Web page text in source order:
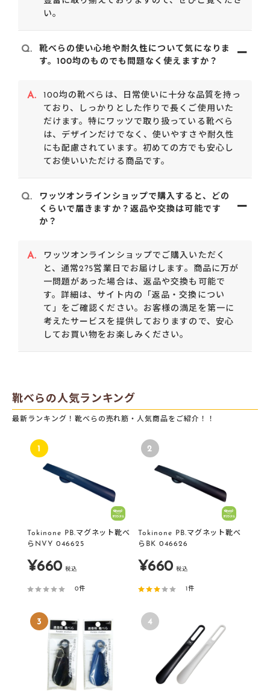
い。
Q.
靴べらの使い心地や耐久性について気になりま
す。100均のものでも問題なく使えますか？
A.
100均の靴べらは、日常使いに十分な品質を持っ
ており、しっかりとした作りで長くご使用いた
だけます。特にワッツで取り扱っている靴べら
は、デザインだけでなく、使いやすさや耐久性
にも配慮されています。初めての方でも安心し
てお使いいただける商品です。
Q.
ワッツオンラインショップで購入すると、どの
くらいで届きますか？返品や交換は可能です
か？
A.
ワッツオンラインショップでご購入いただく
と、通常2?5営業日でお届けします。商品に万が
一問題があった場合は、返品や交換も可能で
す。詳細は、サイト内の「返品・交換につい
て」をご確認ください。お客様の満足を第一に
考えたサービスを提供しておりますので、安心
してお買い物をお楽しみください。
靴べらの人気ランキング
最新ランキング！靴べらの売れ筋・人気商品をご紹介！！
1
Tokinone PB.マグネット靴べ
らNVY 046625
販
売
格
¥660 税込
0件
2
Tokinone PB.マグネット靴べ
らBK 046626
販
売
格
¥660 税込
1件
3 4